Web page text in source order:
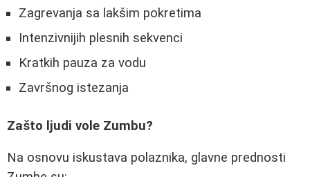
Zagrevanja sa lakšim pokretima
Intenzivnijih plesnih sekvenci
Kratkih pauza za vodu
Završnog istezanja
Zašto ljudi vole Zumbu?
Na osnovu iskustava polaznika, glavne prednosti